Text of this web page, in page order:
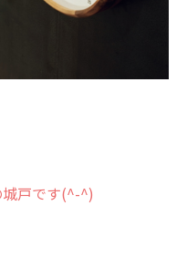
戸です(^-^)